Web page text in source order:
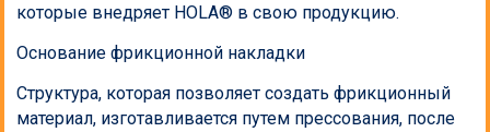
которые внедряет HOLA® в свою продукцию.
Основание фрикционной накладки
Структура, которая позволяет создать фрикционный
материал, изготавливается путем прессования, после